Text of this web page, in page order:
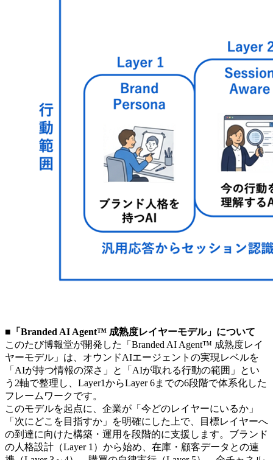
■「Branded AI Agent™ 成熟度レイヤーモデル」について
このたび博報堂が開発した「Branded AI Agent™ 成熟度レイ
ヤーモデル」は、オウンドAIエージェントの実現レベルを
「AIが持つ情報の深さ」と「AIが取れる行動の範囲」とい
う2軸で整理し、Layer1からLayer 6までの6段階で体系化した
フレームワークです。
このモデルを起点に、企業が「今どのレイヤーにいるか」
「次にどこを目指すか」を明確にした上で、目標レイヤーへ
の到達に向けた構築・運用を段階的に支援します。ブランド
の人格設計（Layer 1）から始め、在庫・顧客データとの連